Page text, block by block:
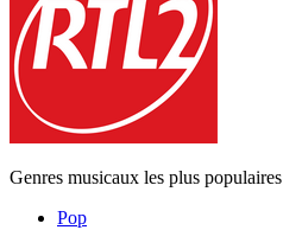
Genres musicaux les plus populaires
Pop